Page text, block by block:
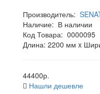
Производитель:
Наличие: В наличии
Код Товара: 0000095
Длина: 2200 мм x
44400р.
Нашли дешевле